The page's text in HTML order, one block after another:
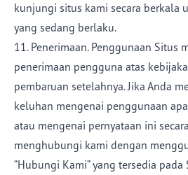
kunjungi situs kami secara berkala
yang sedang berlaku.
11. Penerimaan. Penggunaan Situs
penerimaan pengguna atas
pembaruan setelahnya. Jika Anda
keluhan mengenai penggunaan
atau mengenai pernyataan ini
menghubungi kami dengan
“Hubungi Kami” yang tersedia